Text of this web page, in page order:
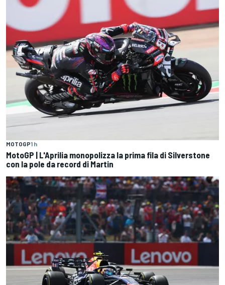
MOTOGP1 h
MotoGP | L'Aprilia monopolizza la prima fila di Silverstone
con la pole da record di Martin